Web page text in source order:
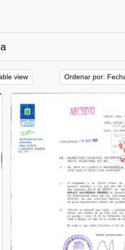
view Ordenar por: